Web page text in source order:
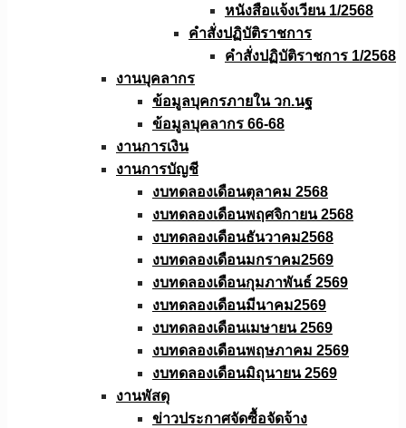
หนังสือเเจ้งเวียน 1/2568
คำสั่งปฏิบัติราชการ
คำสั่งปฏิบัติราชการ 1/2568
งานบุคลากร
ข้อมูลบุคกรภายใน วก.นฐ
ข้อมูลบุคลากร 66-68
งานการเงิน
งานการบัญชี
งบทดลองเดือนตุลาคม 2568
งบทดลองเดือนพฤศจิกายน 2568
งบทดลองเดือนธันวาคม2568
งบทดลองเดือนมกราคม2569
งบทดลองเดือนกุมภาพันธ์ 2569
งบทดลองเดือนมีนาคม2569
งบทดลองเดือนเมษายน 2569
งบทดลองเดือนพฤษภาคม 2569
งบทดลองเดือนมิถุนายน 2569
งานพัสดุ
ข่าวประกาศจัดซื้อจัดจ้าง